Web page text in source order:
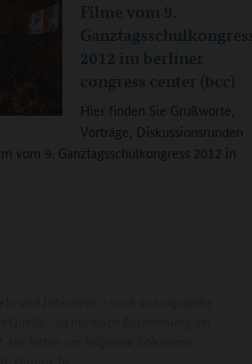
Filme vom 9.
2012 im berliner
congress center (bcc)
Hier finden Sie Grußworte,
Vorträge, Diskussionsrunden
vom 9. Ganztagsschulkongress 2012 in